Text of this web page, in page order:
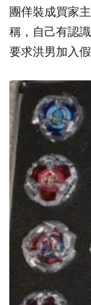
團佯裝成買家
稱，自己有認
要求洪男加入